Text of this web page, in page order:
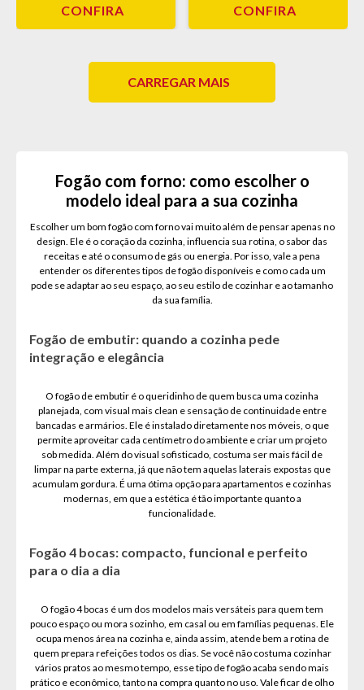
CONFIRA CONFIRA
CARREGAR MAIS
Fogão com forno: como escolher o
modelo ideal para a sua cozinha
Escolher um bom fogão com forno vai muito além de pensar apenas no
design. Ele é o coração da cozinha, influencia sua rotina, o sabor das
receitas e até o consumo de gás ou energia. Por isso, vale a pena
entender os diferentes tipos de fogão disponíveis e como cada um
pode se adaptar ao seu espaço, ao seu estilo de cozinhar e ao tamanho
da sua família.
Fogão de embutir: quando a cozinha pede
integração e elegância
O fogão de embutir é o queridinho de quem busca uma cozinha
planejada, com visual mais clean e sensação de continuidade entre
bancadas e armários. Ele é instalado diretamente nos móveis, o que
permite aproveitar cada centímetro do ambiente e criar um projeto
sob medida. Além do visual sofisticado, costuma ser mais fácil de
limpar na parte externa, já que não tem aquelas laterais expostas que
acumulam gordura. É uma ótima opção para apartamentos e cozinhas
modernas, em que a estética é tão importante quanto a
funcionalidade.
Fogão 4 bocas: compacto, funcional e perfeito
para o dia a dia
O fogão 4 bocas é um dos modelos mais versáteis para quem tem
pouco espaço ou mora sozinho, em casal ou em famílias pequenas. Ele
ocupa menos área na cozinha e, ainda assim, atende bem a rotina de
quem prepara refeições todos os dias. Se você não costuma cozinhar
vários pratos ao mesmo tempo, esse tipo de fogão acaba sendo mais
prático e econômico, tanto na compra quanto no uso. Vale ficar de olho